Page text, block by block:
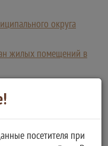
округа
жилых помещений в
посетителя при